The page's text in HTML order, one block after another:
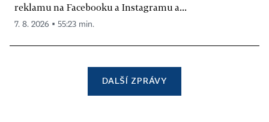
reklamu na Facebooku a Instagramu a...
7. 8. 2026 ▪ 55:23 min.
DALŠÍ ZPRÁVY